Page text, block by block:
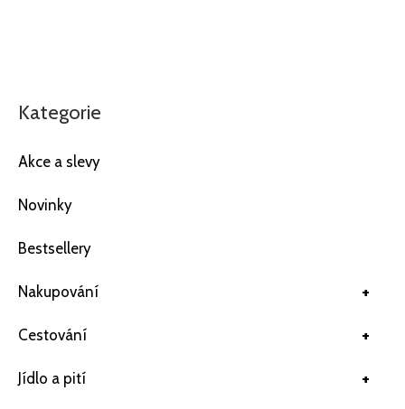
Kategorie
Akce a slevy
Novinky
Bestsellery
+
Nakupování
+
Cestování
+
Jídlo a pití